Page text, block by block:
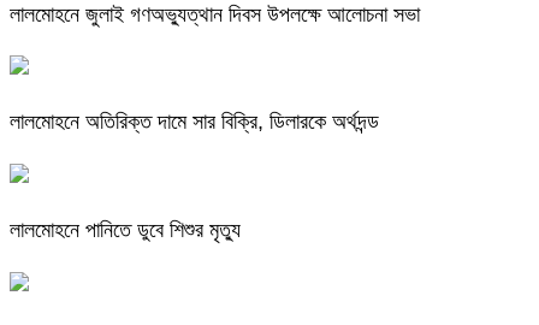
লালমোহনে জুলাই গণঅভ্যুত্থান দিবস উপলক্ষে আলোচনা সভা
লালমোহনে অতিরিক্ত দামে সার বিক্রি, ডিলারকে অর্থদন্ড
লালমোহনে পানিতে ডুবে শিশুর মৃত্যু